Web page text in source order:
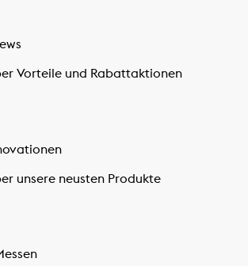
Vorteile und Rabattaktionen
unsere neusten Produkte